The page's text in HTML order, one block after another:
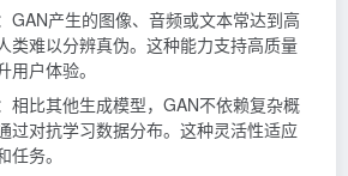
GAN产生的图像、音频或文本常达到高
类难以分辨真伪。这种能力支持高质量
用户体验。
相比其他生成模型，GAN不依赖复杂概
过对抗学习数据分布。这种灵活性适应
任务。